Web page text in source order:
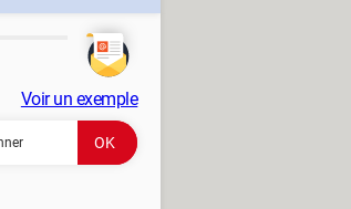
Voir un exemple